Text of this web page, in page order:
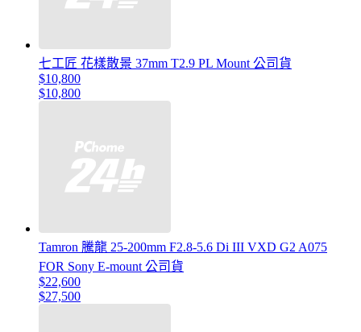
七工匠 花樣散景 37mm T2.9 PL Mount 公司貨
$10,800
$10,800
Tamron 騰龍 25-200mm F2.8-5.6 Di III VXD G2 A075
FOR Sony E-mount 公司貨
$22,600
$27,500